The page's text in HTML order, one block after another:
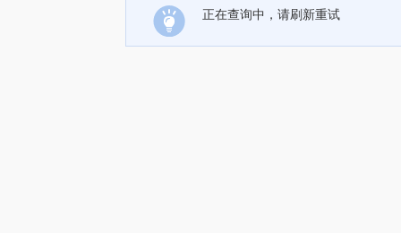
正在查询中，请刷新重试